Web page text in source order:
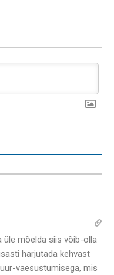
üle mõelda siis võib-olla
harjutada kehvast
vaesustumisega, mis